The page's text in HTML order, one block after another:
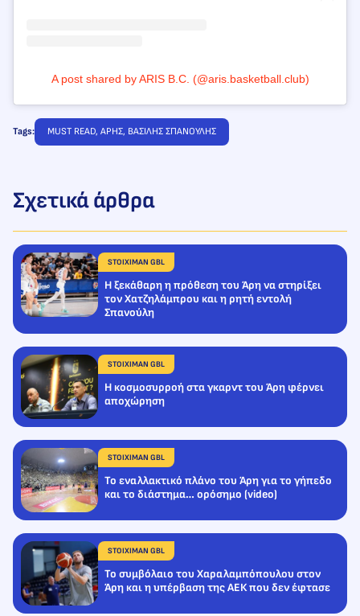
A post shared by ARIS B.C. (@aris.basketball.club)
Tags: MUST READ, ΑΡΗΣ, ΒΑΣΙΛΗΣ ΣΠΑΝΟΥΛΗΣ
Σχετικά άρθρα
STOIXIMAN GBL
Η ξεκάθαρη η πρόθεση του Άρη να στηρίξει
τον Χατζηλάμπρου και η ρητή εντολή
Σπανούλη
STOIXIMAN GBL
Η κοσμοσυρροή στα γκαρντ του Άρη φέρνει
αποχώρηση
STOIXIMAN GBL
Το εναλλακτικό πλάνο του Άρη για το γήπεδο
και το διάστημα… ορόσημο (video)
STOIXIMAN GBL
Το συμβόλαιο του Χαραλαμπόπουλου στον
Άρη και η υπέρβαση της ΑΕΚ που δεν έφτασε